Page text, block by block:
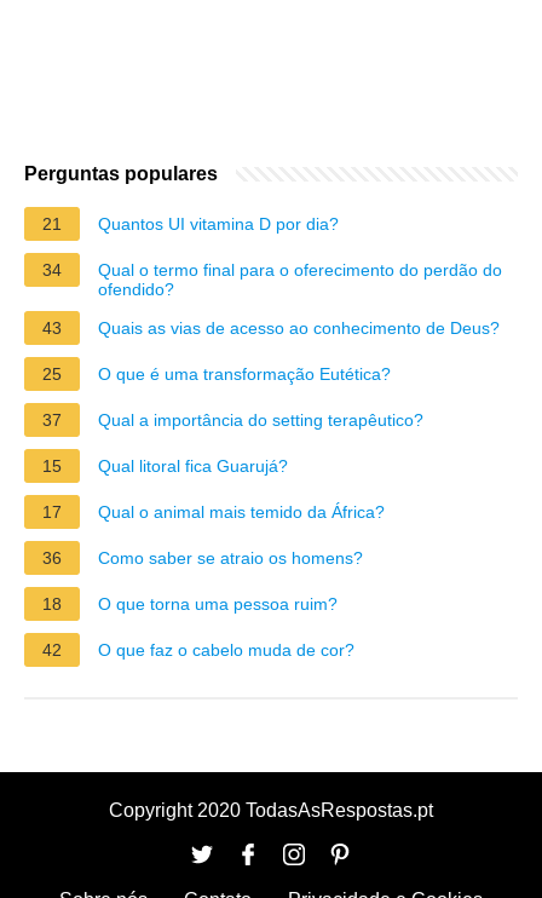
Perguntas populares
21 Quantos UI vitamina D por dia?
34
Qual o termo final para o oferecimento do perdão do
ofendido?
43
Quais as vias de acesso ao conhecimento de Deus?
25 O que é uma transformação Eutética?
37 Qual a importância do setting terapêutico?
15 Qual litoral fica Guarujá?
17 Qual o animal mais temido da África?
36 Como saber se atraio os homens?
18 O que torna uma pessoa ruim?
42 O que faz o cabelo muda de cor?
Copyright 2020 TodasAsRespostas.pt